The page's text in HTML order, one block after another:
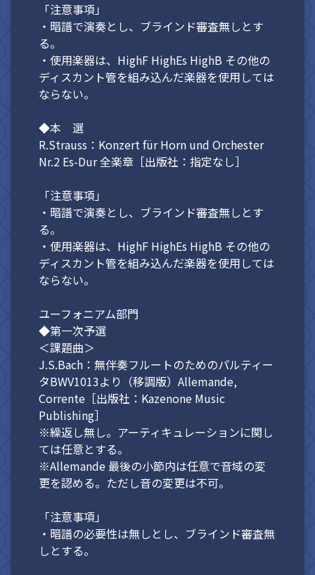
「注意事項」
・暗譜で演奏とし、ブラインド審査無しとす
る。
・使用楽器は、HighF HighEs HighB その他の
ディスカント管を組み込んだ楽器を使用しては
ならない。
◆本 選
R.Strauss：Konzert für Horn und Orchester
Nr.2 Es-Dur 全楽章［出版社：指定なし］
「注意事項」
・暗譜で演奏とし、ブラインド審査無しとす
る。
・使用楽器は、HighF HighEs HighB その他の
ディスカント管を組み込んだ楽器を使用しては
ならない。
ユーフォニアム部門
◆第一次予選
＜課題曲＞
J.S.Bach：無伴奏フルートのためのパルティー
タBWV1013より（移調版）Allemande,
Corrente［出版社：Kazenone Music
Publishing］
※繰返し無し。アーティキュレーションに関し
ては任意とする。
※Allemande 最後の小節内は任意で音域の変
更を認める。ただし音の変更は不可。
「注意事項」
・暗譜の必要性は無しとし、ブラインド審査無
しとする。